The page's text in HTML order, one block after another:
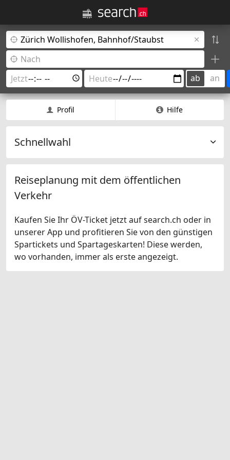
ab an
Profil Hilfe
Schnellwahl
Reiseplanung mit dem öffentlichen
Verkehr
Kaufen Sie Ihr ÖV-Ticket jetzt auf search.ch oder in
unserer App und profitieren Sie von den günstigen
Spartickets und Spartageskarten! Diese werden,
wo vorhanden, immer als erste angezeigt.